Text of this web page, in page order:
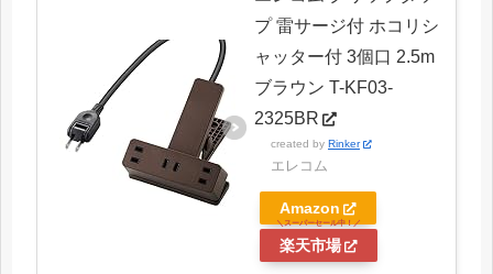
プ 雷サージ付 ホコリシ
ャッター付 3個口 2.5m
ブラウン T-KF03-
2325BR
created by Rinker
エレコム
Amazon
楽天市場